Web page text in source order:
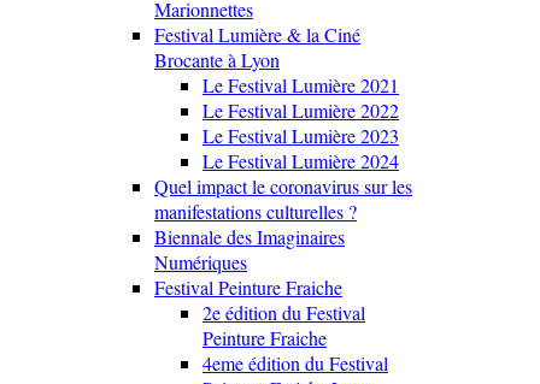
Marionnettes
Festival Lumière & la Ciné
Brocante à Lyon
Le Festival Lumière 2021
Le Festival Lumière 2022
Le Festival Lumière 2023
Le Festival Lumière 2024
Quel impact le coronavirus sur les
manifestations culturelles ?
Biennale des Imaginaires
Numériques
Festival Peinture Fraiche
2e édition du Festival
Peinture Fraiche
4eme édition du Festival